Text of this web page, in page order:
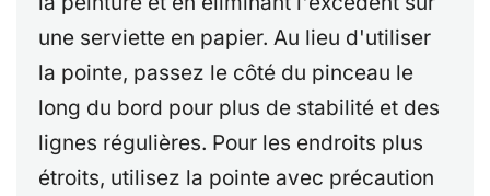
une serviette en papier. Au lieu d'utiliser
la pointe, passez le côté du pinceau le
long du bord pour plus de stabilité et des
lignes régulières. Pour les endroits plus
étroits, utilisez la pointe avec précaution